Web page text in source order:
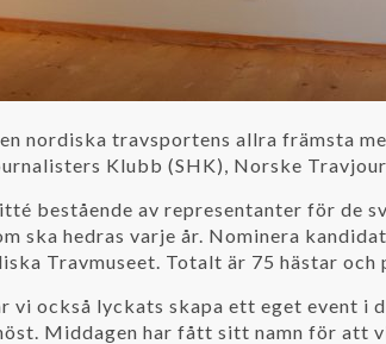
nordiska travsportens allra främsta
Klubb (SHK), Norske
bestående av representanter för
ska hedras varje år. Nominera
Travmuseet. Totalt är 75 hästar och
vi också lyckats skapa ett eget event i
Middagen har fått sitt namn för att